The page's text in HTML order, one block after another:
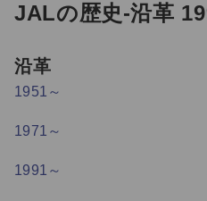
JALの歴史-沿革
沿革
1951～
1971～
1991～